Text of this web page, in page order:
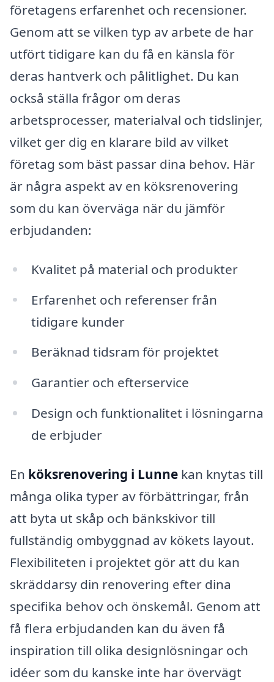
företagens erfarenhet och recensioner.
Genom att se vilken typ av arbete de har
utfört tidigare kan du få en känsla för
deras hantverk och pålitlighet. Du kan
också ställa frågor om deras
arbetsprocesser, materialval och tidslinjer,
vilket ger dig en klarare bild av vilket
företag som bäst passar dina behov. Här
är några aspekt av en köksrenovering
som du kan överväga när du jämför
erbjudanden:
Kvalitet på material och produkter
Erfarenhet och referenser från
tidigare kunder
Beräknad tidsram för projektet
Garantier och efterservice
Design och funktionalitet i lösningarna
de erbjuder
En köksrenovering i Lunne kan knytas till
många olika typer av förbättringar, från
att byta ut skåp och bänkskivor till
fullständig ombyggnad av kökets layout.
Flexibiliteten i projektet gör att du kan
skräddarsy din renovering efter dina
specifika behov och önskemål. Genom att
få flera erbjudanden kan du även få
inspiration till olika designlösningar och
idéer som du kanske inte har övervägt